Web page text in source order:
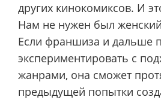
других кинокомиксов. И
Нам не нужен был женский
Если франшиза и дальше
экспериментировать с
жанрами, она сможет
предыдущей попытки